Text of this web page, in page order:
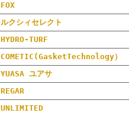
FOX
ルクシィセレクト
HYDRO-TURF
COMETIC(GasketTechnology）
YUASA ユアサ
REGAR
UNLIMITED